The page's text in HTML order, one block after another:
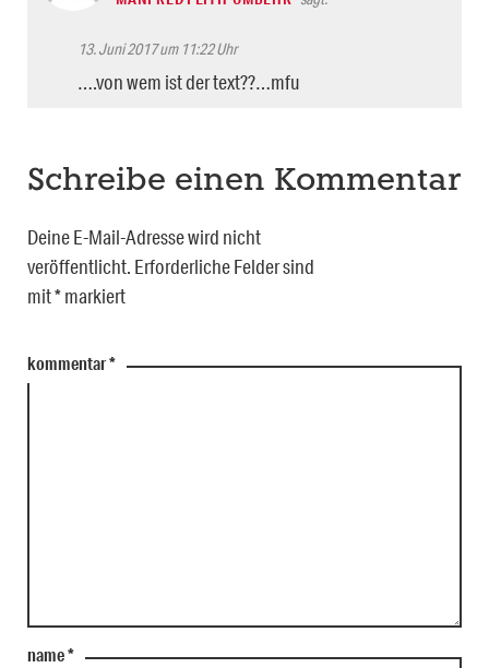
13. Juni 2017 um 11:22 Uhr
….von wem ist der text??…mfu
Schreibe einen Kommentar
Deine E-Mail-Adresse wird nicht
veröffentlicht. Erforderliche Felder sind
mit*markiert
kommentar*
name*